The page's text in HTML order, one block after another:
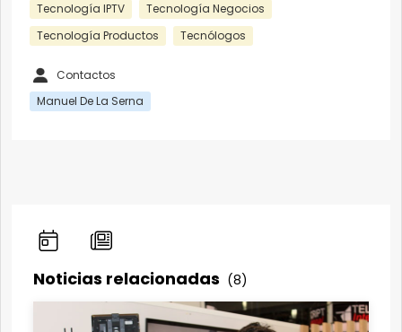
Tecnología IPTV
Tecnología Negocios
Tecnología Productos
Tecnólogos
Contactos
Manuel De La Serna
Noticias relacionadas (8)